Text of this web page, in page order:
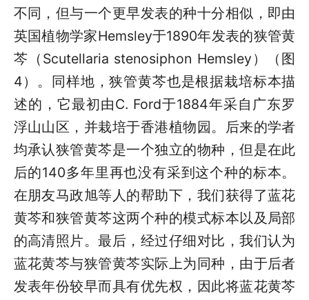
不同，但与一个更早发表的种十分相似，即由
英国植物学家Hemsley于1890年发表的狭管黄
芩（Scutellaria stenosiphon Hemsley）（图
4）。同样地，狭管黄芩也是根据栽培标本描
述的，它最初由C. Ford于1884年采自广东罗
浮山山区，并栽培于香港植物园。后来的学者
均承认狭管黄芩是一个独立的物种，但是在此
后的140多年里再也没有采到这个种的标本。
在朋友马政旭等人的帮助下，我们获得了蓝花
黄芩和狭管黄芩这两个种的模式标本以及局部
的高清照片。最后，经过仔细对比，我们认为
蓝花黄芩与狭管黄芩实际上为同种，由于后者
发表年份较早而具有优先权，因此将蓝花黄芩